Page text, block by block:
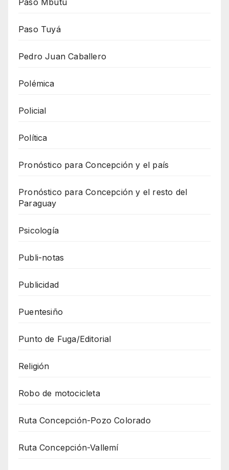
Paso Mbutu
Paso Tuyá
Pedro Juan Caballero
Polémica
Policial
Política
Pronóstico para Concepción y el país
Pronóstico para Concepción y el resto del
Paraguay
Psicología
Publi-notas
Publicidad
Puentesiño
Punto de Fuga/Editorial
Religión
Robo de motocicleta
Ruta Concepción-Pozo Colorado
Ruta Concepción-Vallemí